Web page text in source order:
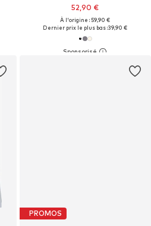
52,90 €
À l'origine : 59,90 €
Dernier prix le plus bas :39,90 €
PROMOS